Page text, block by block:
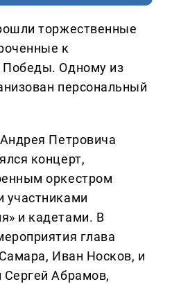
торжественные
к
Одному из
персональный
Петровича
концерт,
оркестром
участниками
и кадетами. В
глава
Иван Носков, и
Сергей Абрамов,